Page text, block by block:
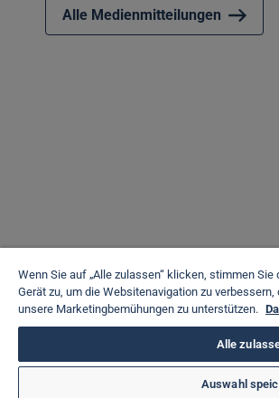
Alle Medienmitteilungen
Wenn Sie auf „Alle zulassen“ klicken, stimmen
Gerät zu, um die Websitenavigation zu
unsere Marketingbemühungen zu unterstützen.
Alle
Auswahl